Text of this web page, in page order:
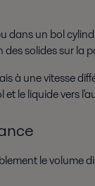
dans un bol
solides sur la
à une vitesse
le liquide vers
le